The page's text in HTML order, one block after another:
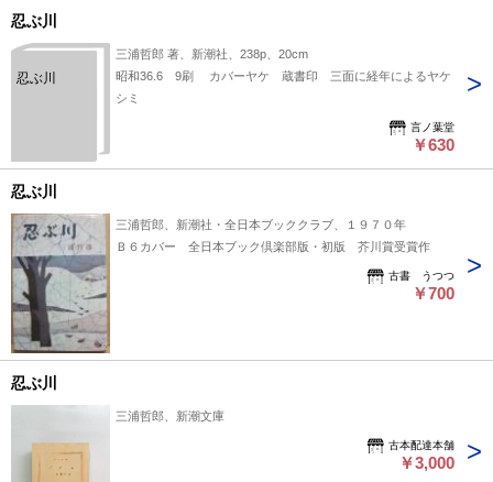
忍ぶ川
忍ぶ川
三浦哲郎 著、新潮社、238p、20cm
昭和36.6 9刷 カバーヤケ 蔵書印 三面に経年によるヤケ
シミ
言ノ葉堂
￥630
忍ぶ川
三浦哲郎、新潮社・全日本ブッククラブ、１９７０年
Ｂ６カバー 全日本ブック倶楽部版・初版 芥川賞受賞作
古書 うつつ
￥700
忍ぶ川
三浦哲郎、新潮文庫
古本配達本舗
￥3,000